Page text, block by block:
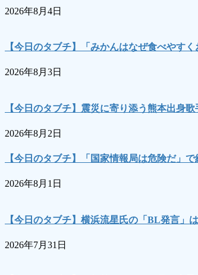
2026年8月4日
【今日のタブチ】「みかんはなぜ食べやす
2026年8月3日
【今日のタブチ】震災に寄り添う熊本出身
2026年8月2日
【今日のタブチ】「国家情報局は危険だ」
2026年8月1日
【今日のタブチ】横浜流星氏の「BL発言
2026年7月31日